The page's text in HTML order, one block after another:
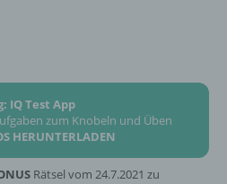
IQ Test App
zum Knobeln und Üben
HERUNTERLADEN
Rätsel vom 24.7.2021 zu